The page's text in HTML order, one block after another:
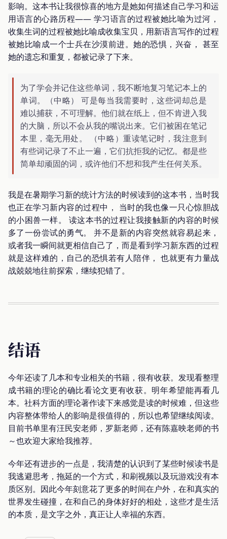
影响。这本书让我很惊喜的地方是她如何描述自己学习和运
用语言的心路历程—— 学习语言的过程被她比喻为过河，
收集生词的过程被她比喻成收集宝贝，用新语言写作的过程
被她比喻成一个士兵在沙漠前进。她的恐惧，兴奋， 甚至
她的遗忘和重复，都被记录了下来。
为了学会并记住这些单词，我不断地复习笔记本上的
单词。（中略） 可是每当我需要时，这些词却总是
难以捕获，不可理解。他们就在纸上，但不肯进入我
的大脑，所以不会从我的嘴说出来。它们被困在笔记
本里，毫无用处。 （中略）重读笔记时，我注意到
有些词记录了不止一遍，它们抗拒我的记忆。都是些
简单却顽固的词，或许他们不想和我产生任何关系。
我是在暑期学习新的统计方法的时候读到的这本书，当时我
也正在学习新内容的过程中， 当时的我也像一只心惊胆战
的小困兽一样。 读这本书的过程让我接触新的内容的时候
多了一份尝试的勇气。 并不是新的内容突然就容易起来，
或者我一瞬间就更相信自己了，而是看到学习新东西的过程
就是这样难的，自己的恐惧若有人陪伴， 也就更有力量战
战兢兢地往前探索，继续犯错了。
结语
今年还读了几本和专业相关的书籍，很有收获。发现看整理
成书籍的理论的确比看论文更有收获。明年希望能再看几
本。社科方面的理论著作读下来感觉是读的时候难，但这些
内容整体带给人的影响是很值得的，所以也希望继续阅读。
目前书单里有汪民安老师，罗新老师，还有陈嘉映老师的书
～也欢迎大家给我推荐。
今年还有进步的一点是，我清楚的认识到了某些时候读书是
我逃避思考，拖延的一个方式，和刷视频以及玩游戏没有本
质区别。因此今年刻意花了更多的时间在户外，在和真实的
世界发生碰撞，在和自己的身体好好的相处，这些才是生活
的本质，是文字之外，真正让人幸福的东西。